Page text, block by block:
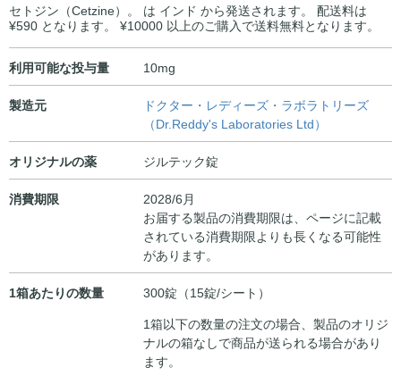
セトジン（Cetzine）。 は インド から発送されます。 配送料は
¥590 となります。 ¥10000 以上のご購入で送料無料となります。
利用可能な投与量 10mg
製造元
ドクター・レディーズ・ラボラトリーズ
（Dr.Reddy's Laboratories Ltd）
オリジナルの薬 ジルテック錠
消費期限
2028/6月
お届する製品の消費期限は、ページに記載
されている消費期限よりも長くなる可能性
があります。
1箱あたりの数量
300錠（15錠/シート）
1箱以下の数量の注文の場合、製品のオリジ
ナルの箱なしで商品が送られる場合があり
ます。